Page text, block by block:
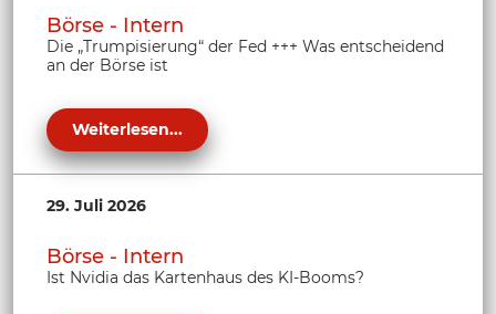
Börse - Intern
Die „Trumpisierung“ der Fed +++ Was entscheidend
an der Börse ist
Weiterlesen...
29. Juli 2026
Börse - Intern
Ist Nvidia das Kartenhaus des KI-Booms?